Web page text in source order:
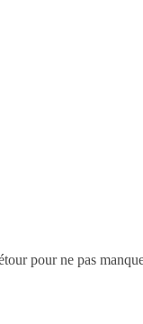
pour ne pas